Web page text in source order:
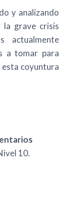
y analizando
la grave crisis
actualmente
a tomar para
coyuntura
10.